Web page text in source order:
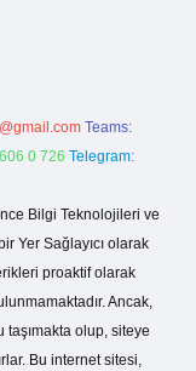
Teams:
0 726 Telegram:
Bilgi Teknolojileri ve
Yer Sağlayıcı olarak
proaktif olarak
Ancak,
olup, siteye
Bu internet sitesi,